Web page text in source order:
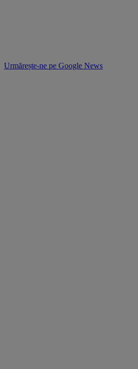
Urmărește-ne pe Google News